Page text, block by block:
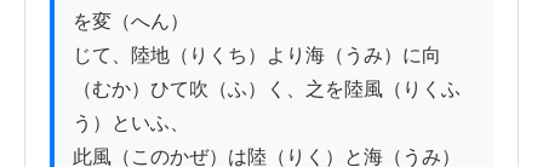
を変（へん）
じて、陸地（りくち）より海（うみ）に向
（むか）ひて吹（ふ）く、之を陸風（りくふ
う）といふ、
此風（このかぜ）は陸（りく）と海（うみ）